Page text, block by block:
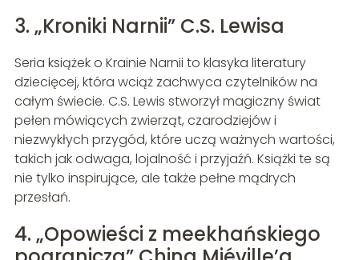
3. „Kroniki Narnii” C.S. Lewisa
Seria książek o Krainie Narnii to klasyka literatury
dziecięcej, która wciąż zachwyca czytelników na
całym świecie. C.S. Lewis stworzył magiczny świat
pełen mówiących zwierząt, czarodziejów i
niezwykłych przygód, które uczą ważnych wartości,
takich jak odwaga, lojalność i przyjaźń. Książki te są
nie tylko inspirujące, ale także pełne mądrych
przesłań.
4. „Opowieści z meekhańskiego